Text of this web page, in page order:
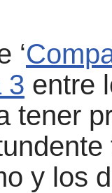
‘
3 entre
tener
y los